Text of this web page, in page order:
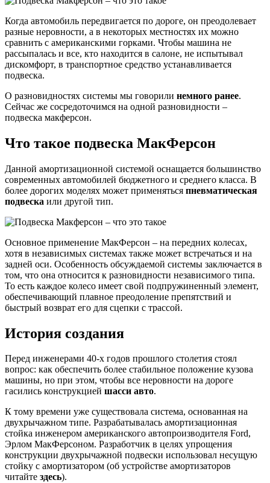
такое
Когда автомобиль передвигается по дороге, он преодолевает
разные неровности, а в некоторых местностях их можно
сравнить с американскими горками. Чтобы машина не
рассыпалась и все, кто находится в салоне, не испытывал
дискомфорт, в транспортное средство устанавливается
подвеска.
О разновидностях системы мы говорили немного ранее.
Сейчас же сосредоточимся на одной разновидности –
подвеска макферсон.
Что такое подвеска МакФерсон
Данной амортизационной системой оснащается большинство
современных автомобилей бюджетного и среднего класса. В
более дорогих моделях может применяться пневматическая
подвеска или другой тип.
Основное применение МакФерсон – на передних колесах,
хотя в независимых системах также может встречаться и на
задней оси. Особенность обсуждаемой системы заключается в
том, что она относится к разновидности независимого типа.
То есть каждое колесо имеет свой подпружиненный элемент,
обеспечивающий плавное преодоление препятствий и
быстрый возврат его для сцепки с трассой.
История создания
Перед инженерами 40-х годов прошлого столетия стоял
вопрос: как обеспечить более стабильное положение кузова
машины, но при этом, чтобы все неровности на дороге
гасились конструкцией шасси авто.
К тому времени уже существовала система, основанная на
двухрычажном типе. Разрабатывалась амортизационная
стойка инженером американского автопроизводителя Ford,
Эрлом МакФерсоном. Разработчик в целях упрощения
конструкции двухрычажной подвески использовал несущую
стойку с амортизатором (об устройстве амортизаторов
читайте здесь).